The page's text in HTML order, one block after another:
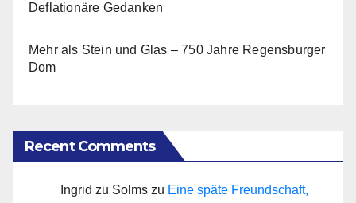
Deflationäre Gedanken
Mehr als Stein und Glas – 750 Jahre Regensburger
Dom
Recent Comments
Ingrid zu Solms zu Eine späte Freundschaft,